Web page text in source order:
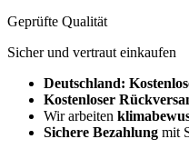
Geprüfte Qualität
Sicher und vertraut einkaufen
Deutschland:
Kostenloser
Wir arbeiten
Sichere Bezahlung mit